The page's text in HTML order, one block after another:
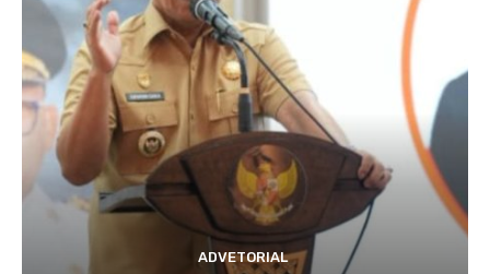
ADVETORIAL